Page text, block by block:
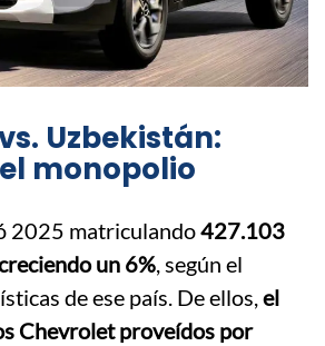
Uzbekistán:
monopolio
2025 matriculando427.103
un 6%, según el
de ese país. De ellos,el
Chevrolet proveídos por